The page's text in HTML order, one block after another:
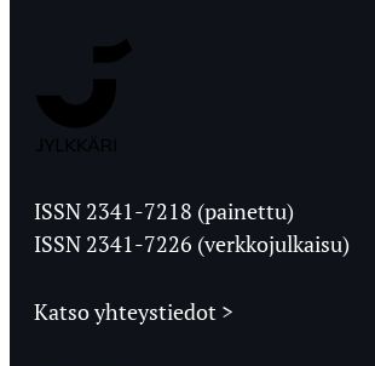
Ylioppilaslehti
ISSN 2341-7218 (painettu)
ISSN 2341-7226 (verkkojulkaisu)
Katso yhteystiedot >